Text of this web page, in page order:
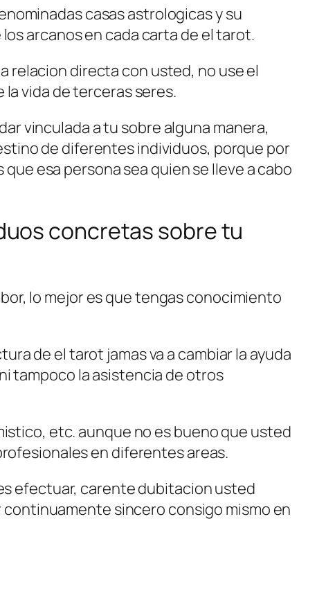
casas astrologicas y su
arcanos en cada carta de el tarot.
relacion directa con usted, no use el
vida de terceras seres.
vinculada a tu sobre alguna manera,
de diferentes individuos, porque por
esa persona sea quien se lleve a cabo
concretas sobre tu
lo mejor es que tengas conocimiento
de el tarot jamas va a cambiar la ayuda
tampoco la asistencia de otros
etc. aunque no es bueno que usted
en diferentes areas.
efectuar, carente dubitacion usted
sincero consigo mismo en